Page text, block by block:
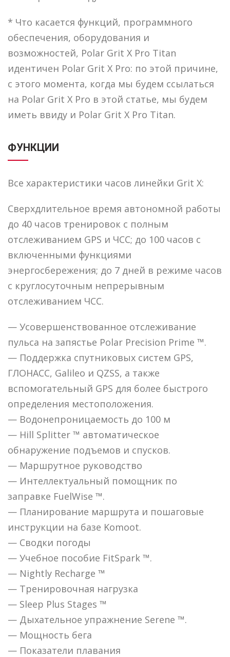
* Что касается функций, программного
обеспечения, оборудования и
возможностей, Polar Grit X Pro Titan
идентичен Polar Grit X Pro: по этой причине,
с этого момента, когда мы будем ссылаться
на Polar Grit X Pro в этой статье, мы будем
иметь ввиду и Polar Grit X Pro Titan.
ФУНКЦИИ
Все характеристики часов линейки Grit X:
Сверхдлительное время автономной работы
до 40 часов тренировок с полным
отслеживанием GPS и ЧСС; до 100 часов с
включенными функциями
энергосбережения; до 7 дней в режиме часов
с круглосуточным непрерывным
отслеживанием ЧСС.
— Усовершенствованное отслеживание
пульса на запястье Polar Precision Prime ™.
— Поддержка спутниковых систем GPS,
ГЛОНАСС, Galileo и QZSS, а также
вспомогательный GPS для более быстрого
определения местоположения.
— Водонепроницаемость до 100 м
— Hill Splitter ™ автоматическое
обнаружение подъемов и спусков.
— Маршрутное руководство
— Интеллектуальный помощник по
заправке FuelWise ™.
— Планирование маршрута и пошаговые
инструкции на базе Komoot.
— Сводки погоды
— Учебное пособие FitSpark ™.
— Nightly Recharge ™
— Тренировочная нагрузка
— Sleep Plus Stages ™
— Дыхательное упражнение Serene ™.
— Мощность бега
— Показатели плавания